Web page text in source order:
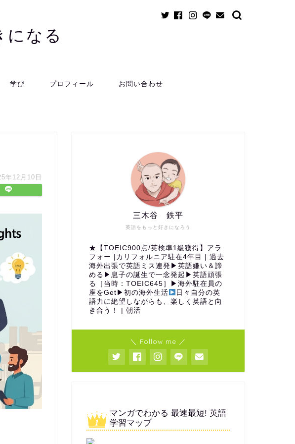
になる
学び プロフィール お問い合わせ
年12月10日
英語をもっと好きになろう
三木谷 鉄平
★【TOEIC900点/英検準1級獲得】アラ
フォー |カリフォルニア駐在4年目 | 過去
海外出張で英語ミス連発▶︎英語嫌い＆諦
める▶︎息子の誕生で一念発起▶︎英語頑張
る［当時：TOEIC645］▶︎海外駐在員の
座をGet▶︎初の海外生活
日々自分の英
語力に絶望しながらも、楽しく英語と向
き合う！ | 朝活
＼ Follow me ／
マンガでわかる 最速最短! 英語
学習マップ